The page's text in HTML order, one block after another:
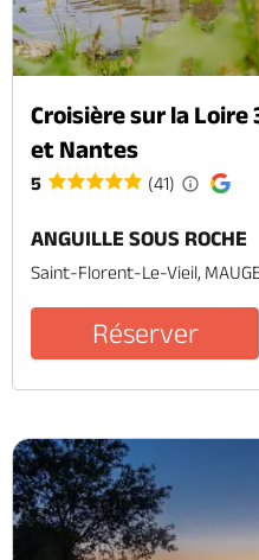
Croisière sur la
et Nantes
5 (41)
ANGUILLE SOUS ROCHE
Saint-Florent-Le-Vieil,
Réserver